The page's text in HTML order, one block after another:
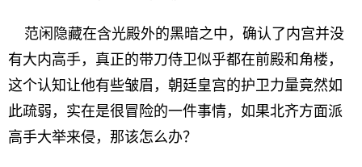
范闲隐藏在含光殿外的黑暗之中，确认了内宫并没
有大内高手，真正的带刀侍卫似乎都在前殿和角楼，
这个认知让他有些皱眉，朝廷皇宫的护卫力量竟然如
此疏弱，实在是很冒险的一件事情，如果北齐方面派
高手大举来侵，那该怎么办？